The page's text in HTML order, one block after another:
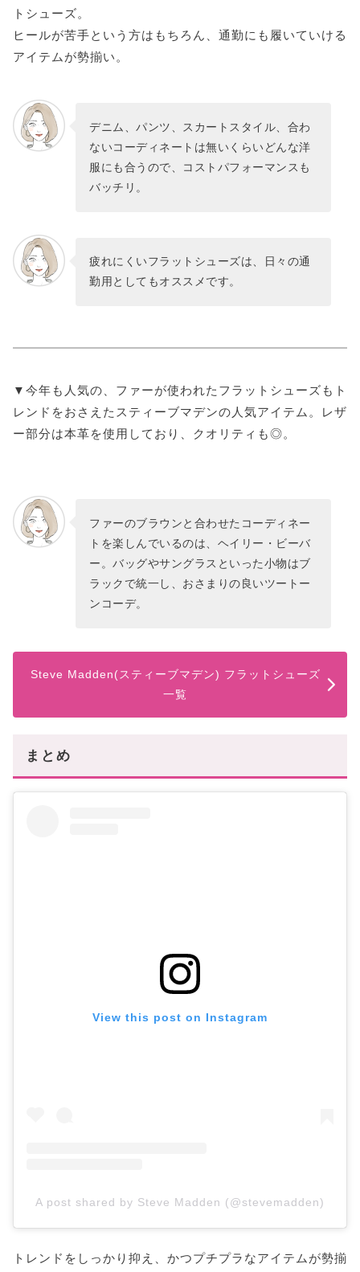
トシューズ。
ヒールが苦手という方はもちろん、通勤にも履いていける
アイテムが勢揃い。
デニム、パンツ、スカートスタイル、合わ
ないコーディネートは無いくらいどんな洋
服にも合うので、コストパフォーマンスも
バッチリ。
疲れにくいフラットシューズは、日々の通
勤用としてもオススメです。
▼今年も人気の、ファーが使われたフラットシューズもト
レンドをおさえたスティーブマデンの人気アイテム。レザ
ー部分は本革を使用しており、クオリティも◎。
ファーのブラウンと合わせたコーディネー
トを楽しんでいるのは、ヘイリー・ビーバ
ー。バッグやサングラスといった小物はブ
ラックで統一し、おさまりの良いツートー
ンコーデ。
Steve Madden(スティーブマデン) フラットシューズ
一覧
まとめ
View this post on Instagram
A post shared by Steve Madden (@stevemadden)
トレンドをしっかり抑え、かつプチプラなアイテムが勢揃